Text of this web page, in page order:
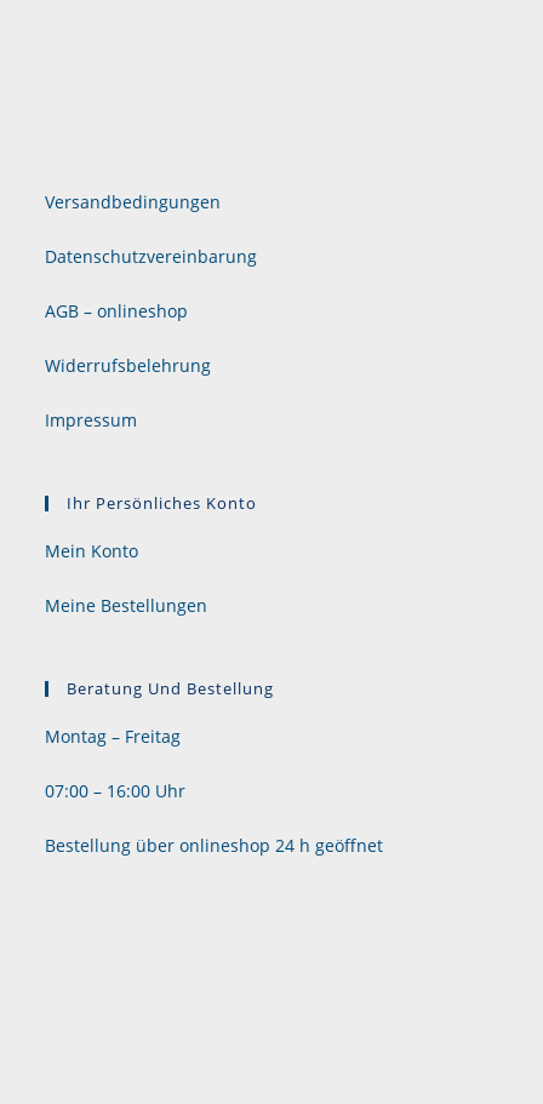
Versandbedingungen
Datenschutzvereinbarung
AGB – onlineshop
Widerrufsbelehrung
Impressum
Ihr Persönliches Konto
Mein Konto
Meine Bestellungen
Beratung Und Bestellung
Montag – Freitag
07:00 – 16:00 Uhr
Bestellung über onlineshop 24 h geöffnet